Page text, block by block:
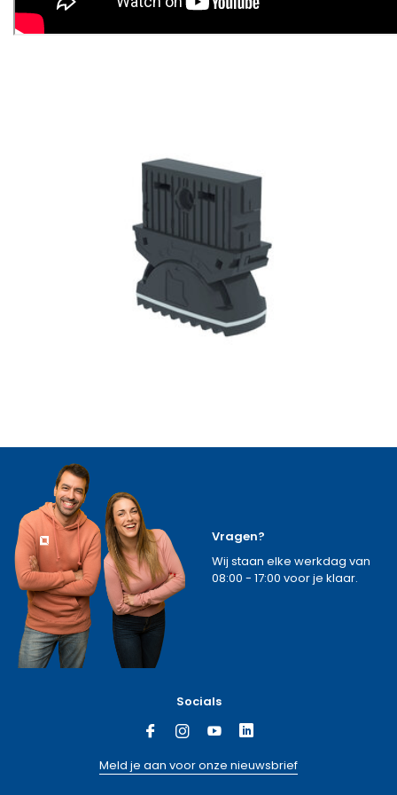
Vragen?
Wij staan elke werkdag van
08:00 - 17:00 voor je klaar.
Socials
Meld je aan voor onze nieuwsbrief